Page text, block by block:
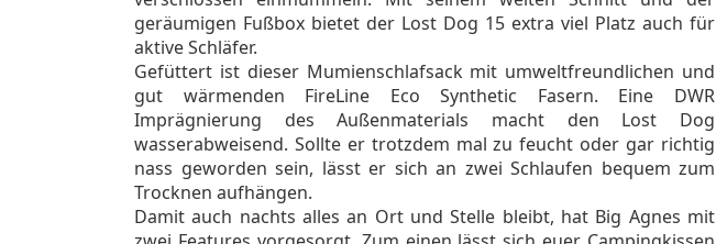
geräumigen Fußbox bietet der Lost Dog 15 extra viel Platz auch für
aktive Schläfer.
Gefüttert ist dieser Mumienschlafsack mit umweltfreundlichen und
gut wärmenden FireLine Eco Synthetic Fasern. Eine DWR
Imprägnierung des Außenmaterials macht den Lost Dog
wasserabweisend. Sollte er trotzdem mal zu feucht oder gar richtig
nass geworden sein, lässt er sich an zwei Schlaufen bequem zum
Trocknen aufhängen.
Damit auch nachts alles an Ort und Stelle bleibt, hat Big Agnes mit